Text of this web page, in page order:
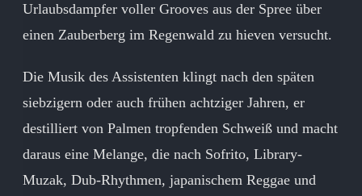
Urlaubsdampfer voller Grooves aus der Spree über
einen Zauberberg im Regenwald zu hieven versucht.
Die Musik des Assistenten klingt nach den späten
siebzigern oder auch frühen achtziger Jahren, er
destilliert von Palmen tropfenden Schweiß und macht
daraus eine Melange, die nach Sofrito, Library-
Muzak, Dub-Rhythmen, japanischem Reggae und